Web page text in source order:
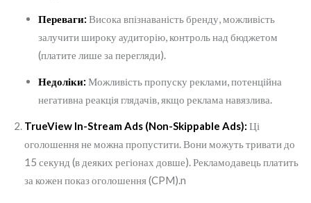
Переваги: Висока впізнаваність бренду, можливість
залучити широку аудиторію, контроль над бюджетом
(платите лише за перегляди).
Недоліки: Можливість пропуску реклами, потенційна
негативна реакція глядачів, якщо реклама навязлива.
TrueView In-Stream Ads (Non-Skippable Ads): Ці
оголошення не можна пропустити. Вони можуть тривати до
15 секунд (в деяких регіонах довше). Рекламодавець платить
за кожен показ оголошення (CPM).n